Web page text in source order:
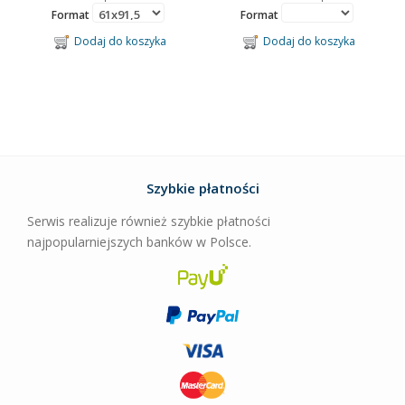
Format
Dodaj do koszyka
Format
Dodaj do koszyka
Szybkie płatności
Serwis realizuje również szybkie płatności
najpopularniejszych banków w Polsce.